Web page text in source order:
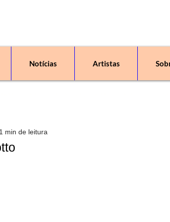
Notícias Artistas
1 min de leitura